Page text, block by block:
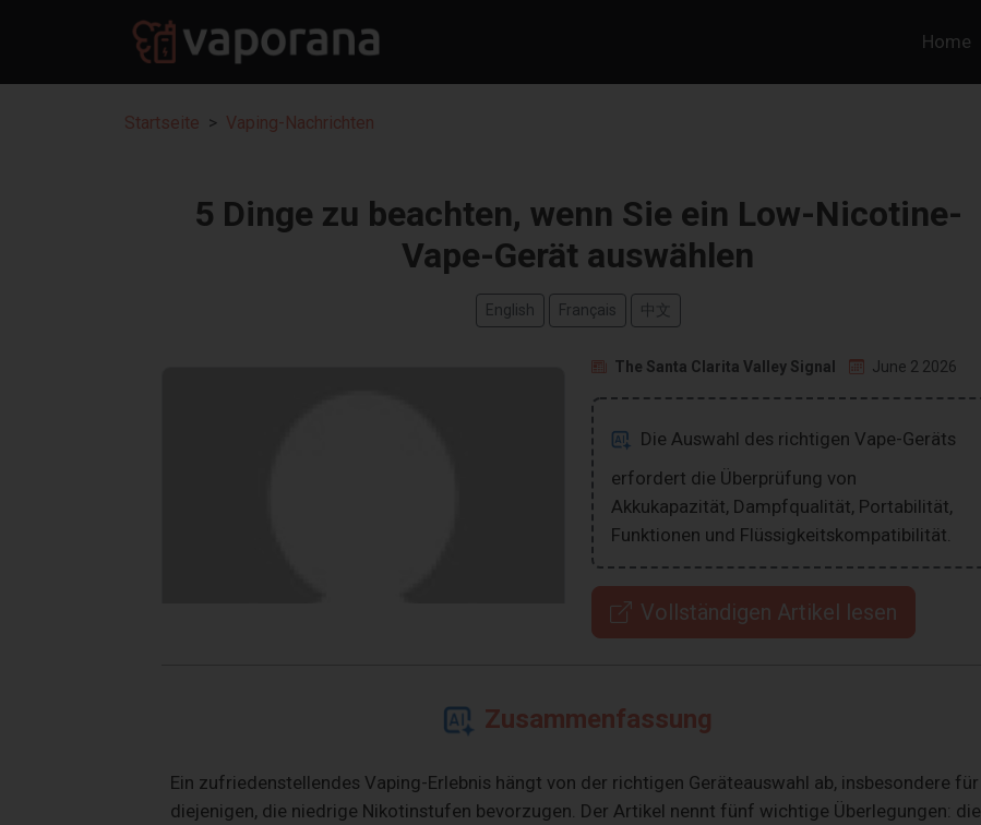
Home
Startseite Vaping-Nachrichten
5 Dinge zu beachten, wenn Sie ein Low-Nicotine-
Vape-Gerät auswählen
English Français 中文
The Santa Clarita Valley Signal June 2 2026
Die Auswahl des richtigen Vape-Geräts
erfordert die Überprüfung von
Akkukapazität, Dampfqualität, Portabilität,
Funktionen und Flüssigkeitskompatibilität.
Vollständigen Artikel lesen
Zusammenfassung
Ein zufriedenstellendes Vaping-Erlebnis hängt von der richtigen Geräteauswahl ab, insbesondere für
diejenigen, die niedrige Nikotinstufen bevorzugen. Der Artikel nennt fünf wichtige Überlegungen: die